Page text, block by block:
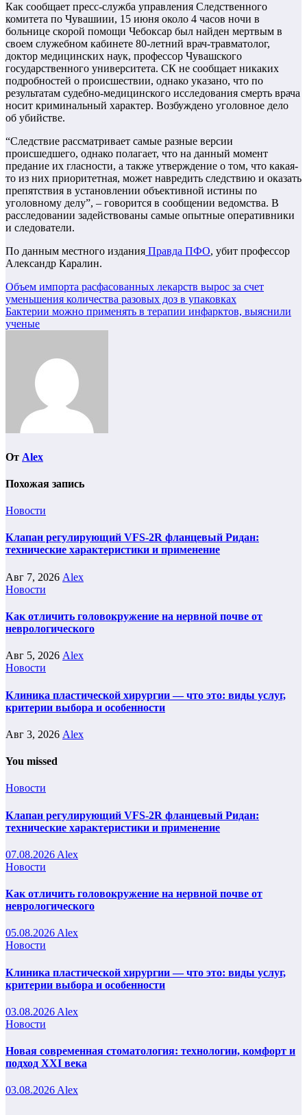
Как сообщает пресс-служба управления Следственного
комитета по Чувашиии, 15 июня около 4 часов ночи в
больнице скорой помощи Чебоксар был найден мертвым в
своем служебном кабинете 80-летний врач-травматолог,
доктор медицинских наук, профессор Чувашского
государственного университета. СК не сообщает никаких
подробностей о происшествии, однако указано, что по
результатам судебно-медицинского исследования смерть врача
носит криминальный характер. Возбуждено уголовное дело
об убийстве.
“Следствие рассматривает самые разные версии
происшедшего, однако полагает, что на данный момент
предание их гласности, а также утверждение о том, что какая-
то из них приоритетная, может навредить следствию и оказать
препятствия в установлении объективной истины по
уголовному делу”, – говорится в сообщении ведомства. В
расследовании задействованы самые опытные оперативники
и следователи.
По данным местного издания Правда ПФО, убит профессор
Александр Каралин.
Навигация
по
записям
Объем импорта расфасованных лекарств вырос за счет
уменьшения количества разовых доз в упаковках
Бактерии можно применять в терапии инфарктов, выяснили
ученые
От Alex
Похожая запись
Новости
Клапан регулирующий VFS-2R фланцевый Ридан:
технические характеристики и применение
Авг 7, 2026 Alex
Новости
Как отличить головокружение на нервной почве от
неврологического
Авг 5, 2026 Alex
Новости
Клиника пластической хирургии — что это: виды услуг,
критерии выбора и особенности
Авг 3, 2026 Alex
You missed
Новости
Клапан регулирующий VFS-2R фланцевый Ридан:
технические характеристики и применение
07.08.2026 Alex
Новости
Как отличить головокружение на нервной почве от
неврологического
05.08.2026 Alex
Новости
Клиника пластической хирургии — что это: виды услуг,
критерии выбора и особенности
03.08.2026 Alex
Новости
Новая современная стоматология: технологии, комфорт и
подход XXI века
03.08.2026Alex